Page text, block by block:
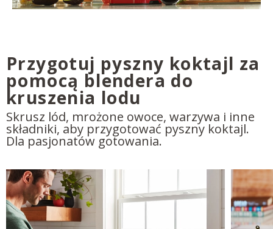
Przygotuj pyszny koktajl za
pomocą blendera do
kruszenia lodu
Skrusz lód, mrożone owoce, warzywa i inne
składniki, aby przygotować pyszny koktajl.
Dla pasjonatów gotowania.